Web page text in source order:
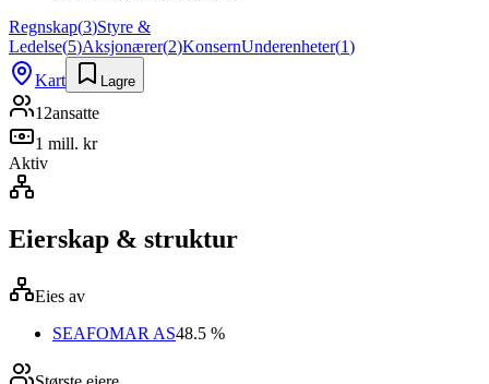
Regnskap(3)Styre &
Ledelse(5)Aksjonærer(2)KonsernUnderenheter(1)
Kart
Lagre
12ansatte
1 mill. kr
Aktiv
Eierskap & struktur
Eies av
SEAFOMAR AS48.5 %